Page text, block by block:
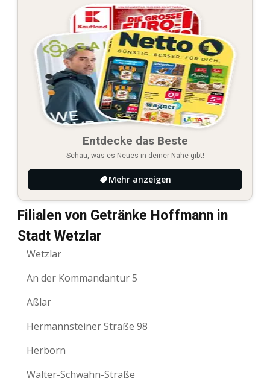
Entdecke das Beste
Schau, was es Neues in deiner Nähe gibt!
Mehr anzeigen
Filialen von Getränke Hoffmann in
Stadt Wetzlar
Wetzlar
An der Kommandantur 5
Aßlar
Hermannsteiner Straße 98
Herborn
Walter-Schwahn-Straße